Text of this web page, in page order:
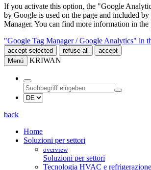
If you activate this option, the "Google
by Google is used on the page and included
Manager. You can find more information in
"Google Tag Manager / Google Analytics" in
accept selected refuse all
accept
Menü
KRIWAN
back
Home
Soluzioni per settori
overview
Soluzioni per settori
Tecnologia HVAC e refrigerazione